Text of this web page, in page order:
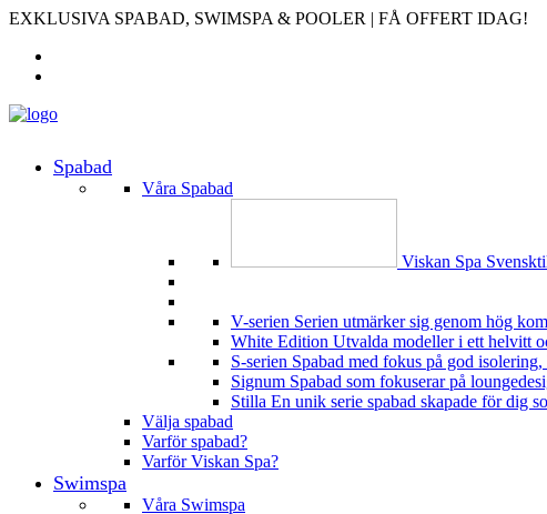
EXKLUSIVA SPABAD, SWIMSPA & POOLER | FÅ OFFERT IDAG!
Spabad
Våra Spabad
Viskan Spa
V-serien Serien utmärker sig genom hög
White Edition Utvalda modeller i ett helvitt
S-serien Spabad med fokus på god
Signum Spabad som fokuserar på
Stilla En unik serie spabad skapade för dig
Välja spabad
Varför spabad?
Varför Viskan Spa?
Swimspa
Våra Swimspa